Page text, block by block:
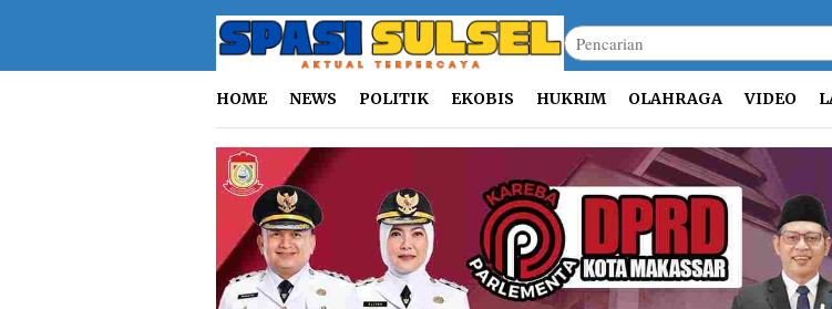
HOME NEWS POLITIK EKOBIS HUKRIM OLAHRAGA VIDEO